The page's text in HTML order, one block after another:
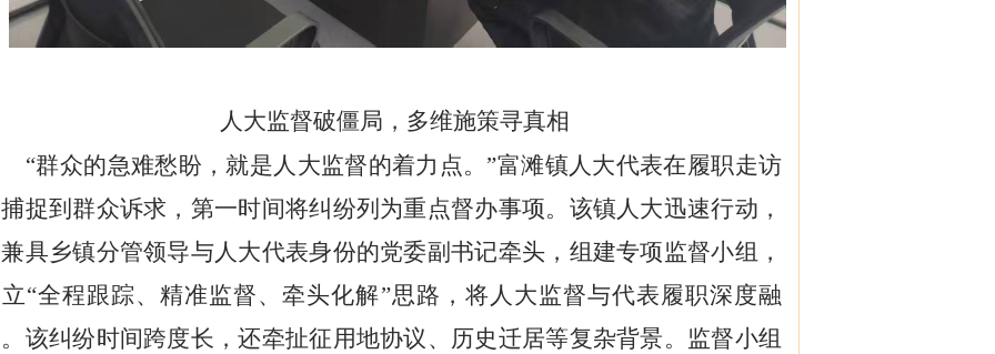
人大监督破僵局，多维施策寻真相
“群众的急难愁盼，就是人大监督的着力点。”富滩镇人大代表在履职走访
捉到群众诉求，第一时间将纠纷列为重点督办事项。该镇人大迅速行动，
具乡镇分管领导与人大代表身份的党委副书记牵头，组建专项监督小组，
“全程跟踪、精准监督、牵头化解”思路，将人大监督与代表履职深度融
该纠纷时间跨度长，还牵扯征用地协议、历史迁居等复杂背景。监督小组